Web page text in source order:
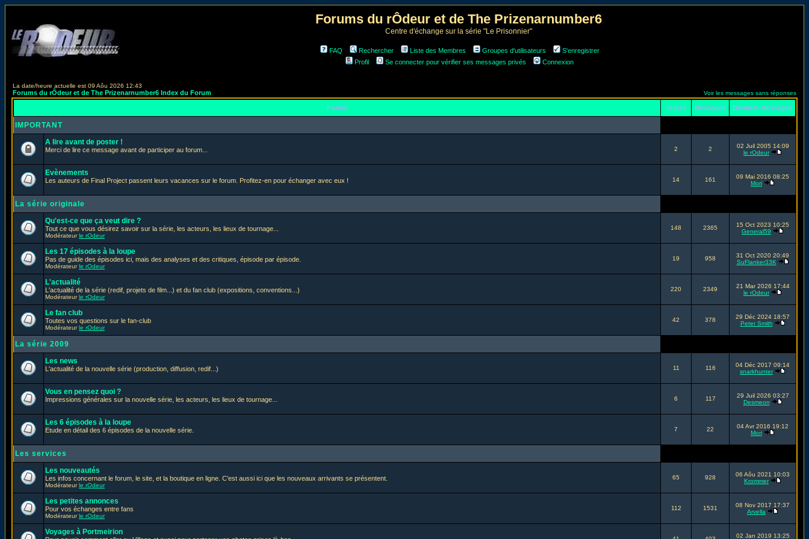
Forums du rÔdeur et de The Prizenarnumber6
Centre d'échange sur la série "Le Prisonnier"
FAQ Rechercher Liste des Membres Groupes d'utilisateurs
S'enregistrer
Profil
Se connecter pour vérifier ses messages privés Connexion
La date/heure actuelle est 09 Aôu 2026 12:43
Forums du rÔdeur et de The Prizenarnumber6 Index du Forum Voir les messages sans réponses
Forum Sujets Messages Derniers Messages
IMPORTANT
A lire avant de poster !
Merci de lire ce message avant de participer au forum... 2 2
02 Juil 2005 14:09
le rOdeur
Evènements
Les auteurs de Final Project passent leurs vacances sur le forum. Profitez-en pour échanger avec eux ! 14 161
09 Mai 2016 08:25
Mori
La série originale
Qu'est-ce que ça veut dire ?
Tout ce que vous désirez savoir sur la série, les acteurs, les lieux de tournage...
Modérateurle rOdeur
148 2365
15 Oct 2023 10:25
General59
Les 17 épisodes à la loupe
Pas de guide des épisodes ici, mais des analyses et des critiques, épisode par épisode.
Modérateurle rOdeur
19 958
31 Oct 2020 20:49
SuFlanker33K
L'actualité
L'actualité de la série (redif, projets de film...) et du fan club (expositions, conventions...)
Modérateurle rOdeur
220 2349
21 Mar 2026 17:44
le rOdeur
Le fan club
Toutes vos questions sur le fan-club
Modérateurle rOdeur
42 378
29 Déc 2024 18:57
Peter Smith
La série 2009
Les news
L'actualité de la nouvelle série (production, diffusion, redif...) 11 116
04 Déc 2017 09:14
snarkhunter
Vous en pensez quoi ?
Impressions générales sur la nouvelle série, les acteurs, les lieux de tournage... 6 117
29 Juil 2026 03:27
Desmeon
Les 6 épisodes à la loupe
Etude en détail des 6 épisodes de la nouvelle série. 7 22
04 Avr 2016 19:12
Mori
Les services
Les nouveautés
Les infos concernant le forum, le site, et la boutique en ligne. C'est aussi ici que les nouveaux arrivants se présentent.
Modérateurle rOdeur
65 928
06 Aôu 2021 10:03
Krommer
Les petites annonces
Pour vos échanges entre fans
Modérateurle rOdeur
112 1531
08 Nov 2017 17:37
Arvella
Voyages à Portmeirion 02 Jan 2019 13:25